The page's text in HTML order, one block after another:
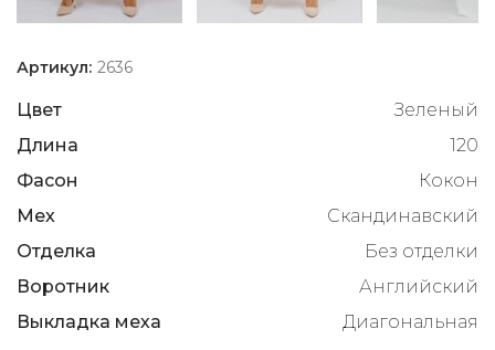
Артикул: 2636
Цвет
Зеленый
Длина
120
Фасон
Кокон
Мех
Скандинавский
Отделка
Без отделки
Воротник
Английский
Выкладка меха
Диагональная